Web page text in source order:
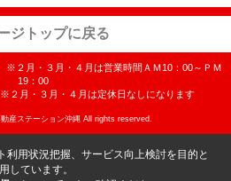
ジトップに戻る
２月・３月・４月は営業時間ＡＭ10：00～ＰＭ
19：00
月・３月・４月は定休日なしになります
産ステーション沖縄 All rights reserved.
利用状況把握、サービス向上検討を目的と
しています。